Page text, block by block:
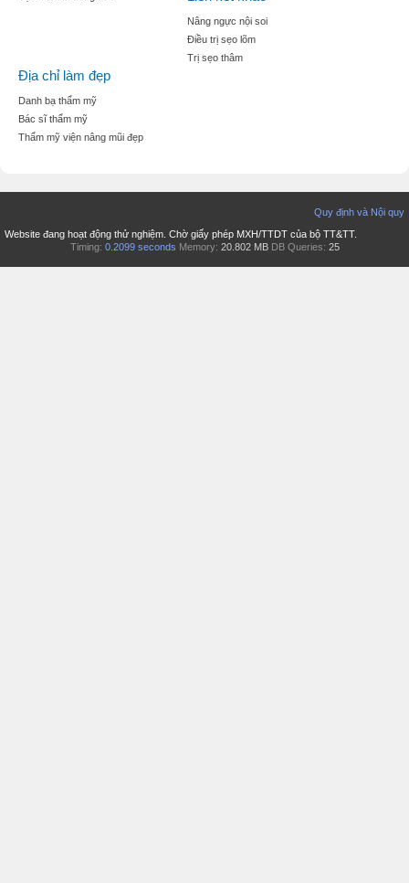
Nâng ngực nội soi
Điều trị sẹo lõm
Trị sẹo thâm
Địa chỉ làm đẹp
Danh bạ thẩm mỹ
Bác sĩ thẩm mỹ
Thẩm mỹ viện nâng mũi đẹp
Quy định và Nội quy
Website đang hoạt động thử nghiệm. Chờ giấy phép MXH/TTDT của bộ TT&TT.
Timing: 0.2099 seconds Memory: 20.802 MB DB Queries: 25